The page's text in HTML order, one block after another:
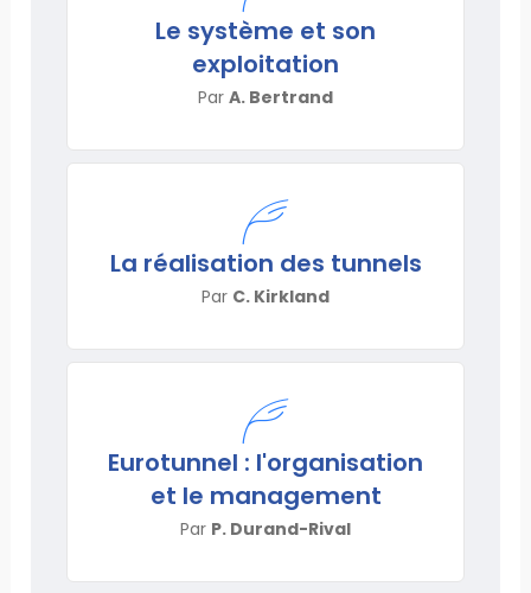
Le système et son
exploitation
Par A. Bertrand
La réalisation des tunnels
Par C. Kirkland
Eurotunnel : l'organisation
et le management
Par P. Durand-Rival